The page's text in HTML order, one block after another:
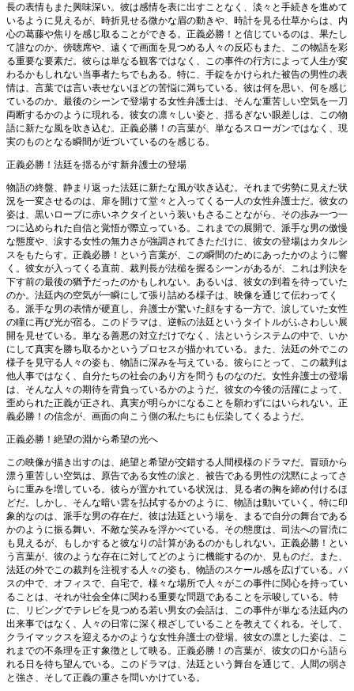
長の表情もまた興味深い。彼は感情を表に出すことなく、淡々と手続きを進めて
いるように見えるが、時折見せる微かな眉の動きや、時計を見る仕草からは、内
心の葛藤や焦りを感じ取ることができる。正義必勝！と信じているのは、果たし
て誰なのか。傍聴席や、遠くで画面を見つめる人々の反応もまた、この物語を彩
る重要な要素だ。彼らは単なる観客ではなく、この事件の行方によって人生が変
わるかもしれない当事者たちでもある。特に、手錠をかけられた被告の男性の表
情は、言葉では言い表せないほどの苦悩に満ちている。彼は何を思い、何を感じ
ているのか。最後のシーンで登場する女性弁護士は、そんな重苦しい空気を一刀
両断するかのように現れる。彼女の凛々しい姿と、揺るぎない眼差しは、この物
語に新たな風を吹き込む。正義必勝！の言葉が、単なるスローガンではなく、現
実のものとなる瞬間が近づいているのを感じる。
正義必勝！法廷を揺るがす新弁護士の登場
物語の終盤、静まり返った法廷に新たな風が吹き込む。それまで劣勢に見えた状
況を一変させるのは、扉を開けて堂々と入ってくる一人の女性弁護士だ。彼女の
姿は、黒いローブに赤いネクタイという装いもさることながら、その歩み一つ一
つに込められた自信と覚悟が際立っている。これまでの展開で、派手な男の傲慢
な態度や、涙する女性の無力さが強調されてきただけに、彼女の登場はカタルシ
スをもたらす。正義必勝！という言葉が、この瞬間のためにあったかのように響
く。彼女が入ってくる直前、裁判長が法槌を握るシーンがあるが、これは判決を
下す前の最後の猶予だったのかもしれない。あるいは、彼女の到着を待っていた
のか。法廷内の空気が一瞬にして張り詰める様子は、映像を通じて伝わってく
る。派手な男の表情が硬直し、弁護士が驚いた顔をする一方で、涙していた女性
の瞳に再び光が宿る。このドラマは、逆転の法廷というタイトルがふさわしい展
開を見せている。単なる善悪の対立だけでなく、法というシステムの中で、いか
にして真実を勝ち取るかというプロセスが描かれている。また、法廷の外でこの
様子を見守る人々の姿も、物語に深みを与えている。彼らにとって、この裁判は
他人事ではなく、自分たちの社会のあり方を問うものなのだ。女性弁護士の登場
は、そんな人々の期待を背負っているかのようだ。彼女の今後の活躍によって、
歪められた正義が正され、真実が明らかになることを願わずにはいられない。正
義必勝！の信念が、画面の向こう側の私たちにも伝染してくるようだ。
正義必勝！絶望の淵から希望の光へ
この映像が描き出すのは、絶望と希望が交錯する人間模様のドラマだ。冒頭から
漂う重苦しい空気は、原告である女性の涙と、被告である男性の沈黙によってさ
らに重みを増している。彼らが置かれている状況は、見る者の胸を締め付けるほ
どだ。しかし、そんな暗い雲を払拭するかのように、物語は動いていく。特に印
象的なのは、派手な男の存在だ。彼は法廷という場を、まるで自分の舞台である
かのように振る舞い、不敵な笑みを浮かべている。その態度は、司法への冒涜に
も見えるが、もしかすると彼なりの計算があるのかもしれない。正義必勝！とい
う言葉が、彼のような存在に対してどのように機能するのか、見ものだ。また、
法廷の外でこの裁判を注視する人々の姿も、物語のスケール感を広げている。バ
スの中で、オフィスで、自宅で。様々な場所で人々がこの事件に関心を持ってい
ることは、それが社会全体に関わる重要な問題であることを示唆している。特
に、リビングでテレビを見つめる若い男女の会話は、この事件が単なる法廷内の
出来事ではなく、人々の日常に深く根ざしていることを教えてくれる。そして、
クライマックスを迎えるかのような女性弁護士の登場。彼女の凛とした姿は、こ
れまでの不条理を正す象徴として映る。正義必勝！の言葉が、彼女の口から語ら
れる日を待ち望んでいる。このドラマは、法廷という舞台を通じて、人間の弱さ
と強さ、そして正義の重さを問いかけている。